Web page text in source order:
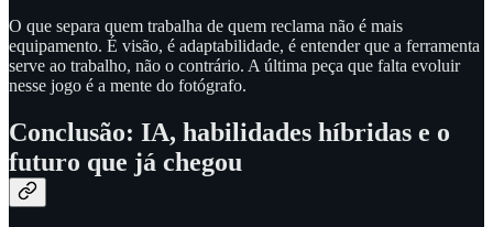
O que separa quem trabalha de quem reclama não é mais
equipamento. É visão, é adaptabilidade, é entender que a ferramenta
serve ao trabalho, não o contrário. A última peça que falta evoluir
nesse jogo é a mente do fotógrafo.
Conclusão: IA, habilidades híbridas e o
futuro que já chegou